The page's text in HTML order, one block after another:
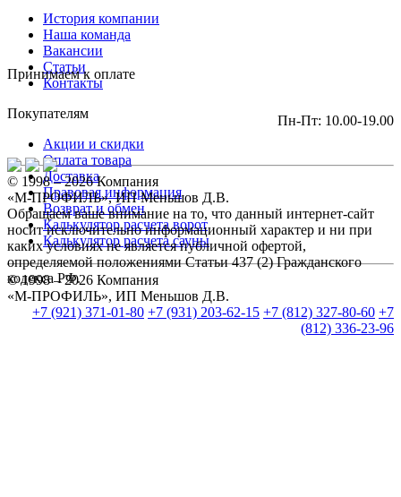
История компании
Наша команда
Вакансии
Статьи
Контакты
Покупателям
Акции и скидки
Оплата товара
Доставка
Правовая информация
Возврат и обмен
Калькулятор расчета ворот
Калькулятор расчета сауны
© 1998 – 2026 Компания
«М-ПРОФИЛЬ», ИП Меньшов Д.В.
+7 (921) 371-01-80 +7 (931) 203-62-15 +7 (812) 327-80-60 +7
(812) 336-23-96
Принимаем к оплате
Пн-Пт: 10.00-19.00
© 1998 – 2026 Компания
«М-ПРОФИЛЬ», ИП Меньшов Д.В.
Обращаем ваше внимание на то, что данный интернет-сайт
носит исключительно информационный характер и ни при
каких условиях не является публичной офертой,
определяемой положениями Статьи 437 (2) Гражданского
кодекса РФ.